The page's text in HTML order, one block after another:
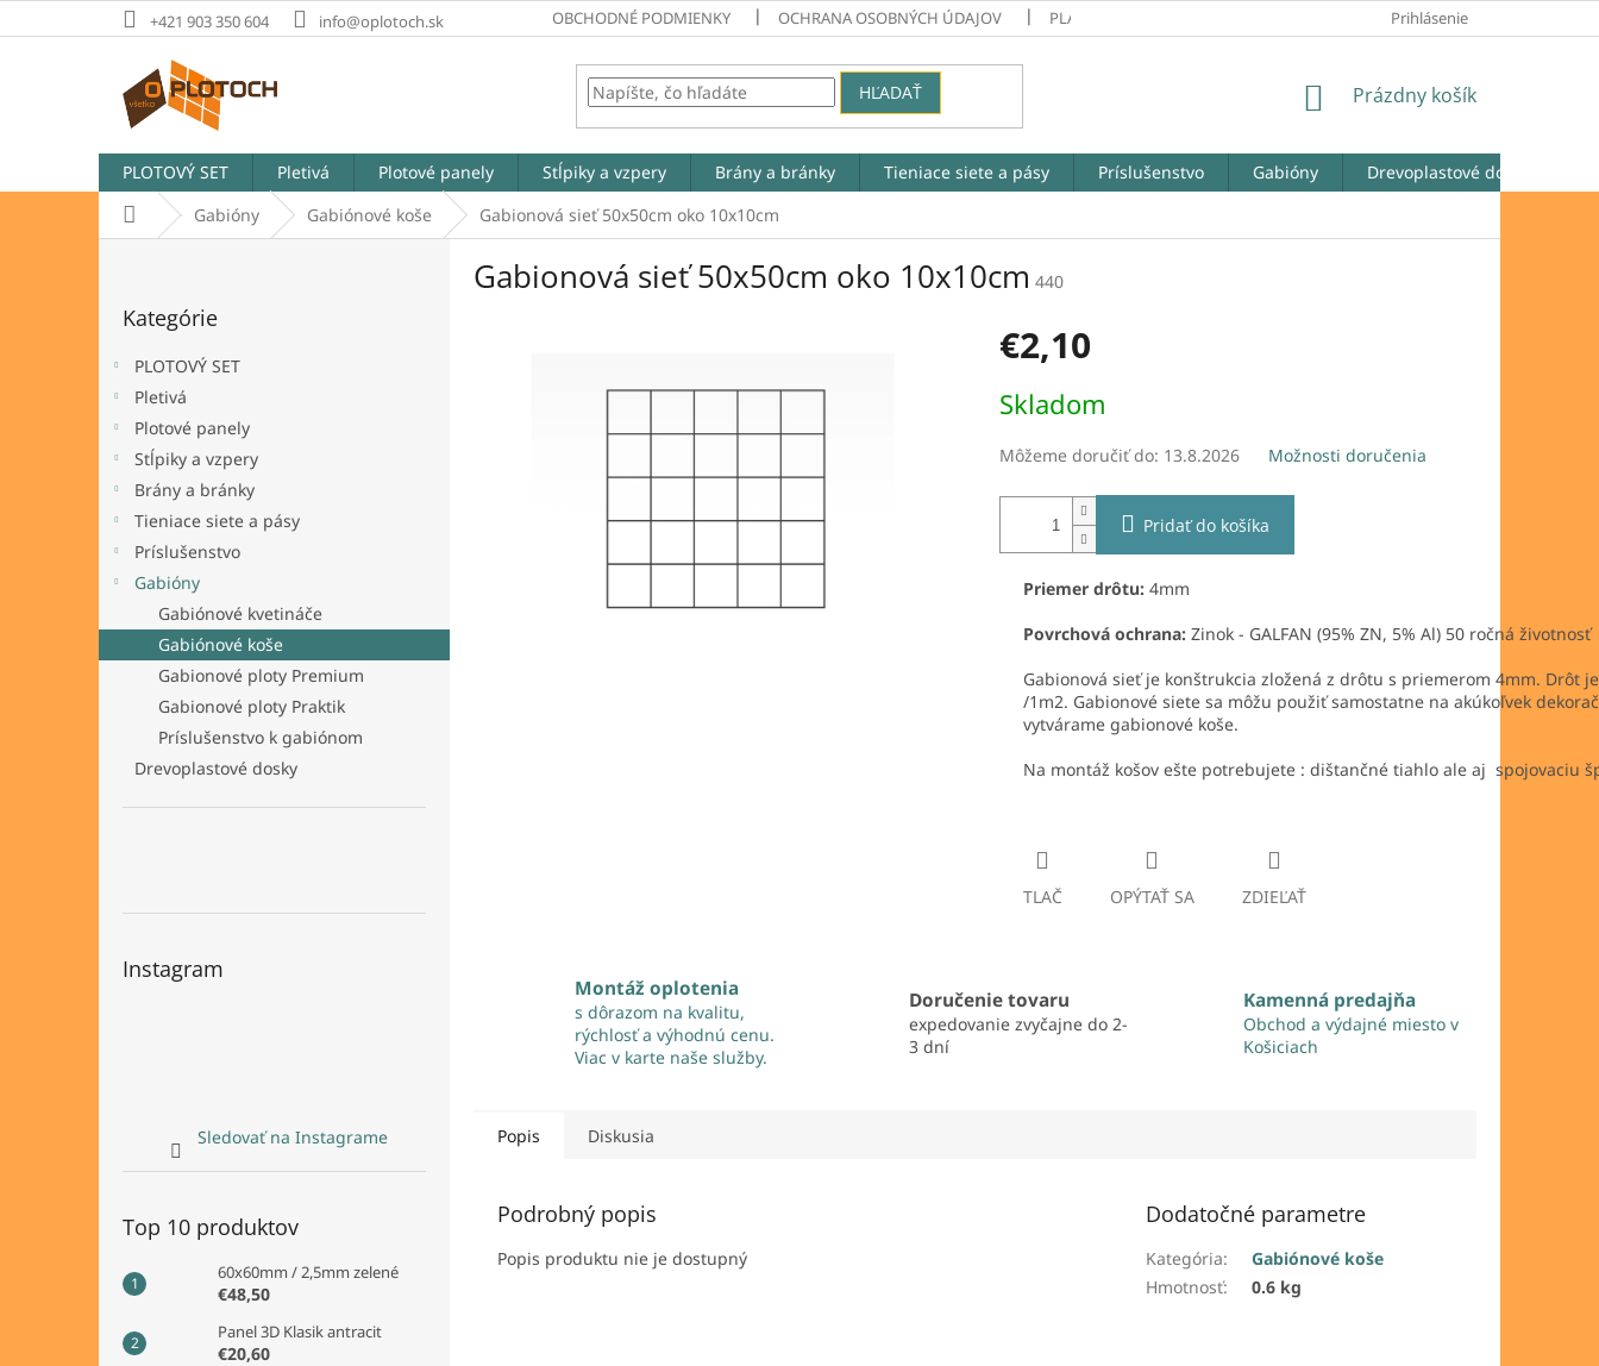
na
+421 903 350 604 info@oplotoch.sk OBCHODNÉ PODMIENKY OCHRANA OSOBNÝCH ÚDAJOV PLATOBNÉ PODMIENKY REKLAMAČNÉ PODMIENKY
Prihlásenie
HĽADAŤ
NÁKUPNÝ
Prázdny košík
PLOTOVÝ SET Pletivá Plotové panely Stĺpiky a vzpery Brány a bránky Tieniace siete a pásy Príslušenstvo Gabióny Drevoplastové dosky
DomovGabióny Gabiónové koše Gabionová sieť 50x50cm oko 10x10cm
kategórie
Kategórie
PLOTOVÝ SET
Pletivá
Plotové panely
Stĺpiky a vzpery
Brány a bránky
Tieniace siete a pásy
Príslušenstvo
Gabióny
Gabiónové kvetináče
Gabiónové koše
Gabionové ploty Premium
Gabionové ploty Praktik
Príslušenstvo k gabiónom
Drevoplastové dosky
Instagram
Sledovať na Instagrame
Top 10 produktov
60x60mm / 2,5mm zelené
€48,50
Panel 3D Klasik antracit
€20,60
Gabionová sieť 50x50cm oko 10x10cm 440
€2,10
cena:
Skladom
Môžeme doručiť do: 13.8.2026 Možnosti doručenia
Pridať do košíka
Priemer drôtu:4mm
Povrchová ochrana: Zinok - GALFAN (95% ZN, 5% Al) 50 ročná životnosť
Gabionová sieť je konštrukcia zložená z drôtu s priemerom 4mm. Drôt
/1m2. Gabionové siete sa môžu použiť samostatne na akúkoľvek
vytvárame gabionové koše.
Na montáž košov ešte potrebujete : dištančné tiahlo ale aj spojovaciu
TLAČ OPÝTAŤ SA ZDIEĽAŤ
Montáž oplotenia
s dôrazom na kvalitu,
rýchlosť a výhodnú cenu.
Viac v karte naše služby.
Doručenie tovaru
expedovanie zvyčajne do 2-
3 dní
Kamenná predajňa
Obchod a výdajné miesto v
Košiciach
Popis Diskusia
Podrobný popis
Popis produktu nie je dostupný
Dodatočné parametre
Kategória:
Gabiónové koše
Hmotnosť: 0.6 kg